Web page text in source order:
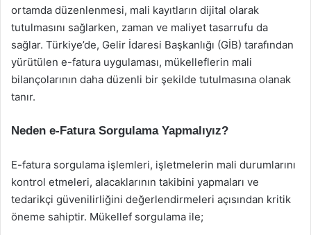
ortamda düzenlenmesi, mali kayıtların dijital olarak
tutulmasını sağlarken, zaman ve maliyet tasarrufu da
sağlar. Türkiye’de, Gelir İdaresi Başkanlığı (GİB) tarafından
yürütülen e-fatura uygulaması, mükelleflerin mali
bilançolarının daha düzenli bir şekilde tutulmasına olanak
tanır.
Neden e-Fatura Sorgulama Yapmalıyız?
E-fatura sorgulama işlemleri, işletmelerin mali durumlarını
kontrol etmeleri, alacaklarının takibini yapmaları ve
tedarikçi güvenilirliğini değerlendirmeleri açısından kritik
öneme sahiptir. Mükellef sorgulama ile;